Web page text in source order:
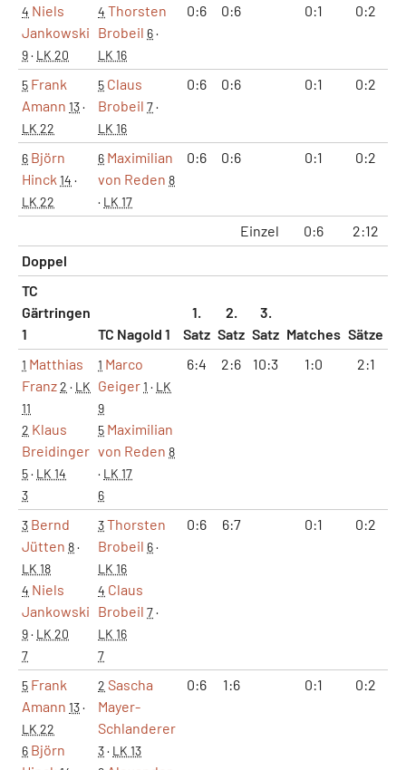
4 Niels
Jankowski
9· LK 20
4 Thorsten
Brobeil 6·
LK 16
0:6 0:6 0:1 0:2
5 Frank
Amann 13·
LK 22
5 Claus
Brobeil 7·
LK 16
0:6 0:6 0:1 0:2
6 Björn
Hinck 14 ·
LK 22
6 Maximilian
von Reden 8
· LK 17
0:6 0:6 0:1 0:2
Einzel 0:6 2:12
Doppel
TC
Gärtringen
1
TC Nagold 1
1.
Satz
2.
Satz
3.
Satz Matches Sätze
1 Matthias
Franz2 · LK
11
2 Klaus
Breidinger
5· LK 14
3
1 Marco
Geiger1 · LK
9
5 Maximilian
von Reden 8
· LK 17
6
6:4 2:6 10:3 1:0 2:1
3 Bernd
Jütten 8·
LK 18
4 Niels
Jankowski
9· LK 20
7
3Thorsten
Brobeil 6·
LK 16
4 Claus
Brobeil 7·
LK 16
7
0:6 6:7 0:1 0:2
5 Frank
Amann 13·
LK 22
6 Björn
2 Sascha
Mayer-
Schlanderer
3· LK 13
0:6 1:6 0:1 0:2